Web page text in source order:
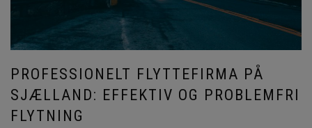
PROFESSIONELT FLYTTEFIRMA PÅ
SJÆLLAND: EFFEKTIV OG PROBLEMFRI
FLYTNING